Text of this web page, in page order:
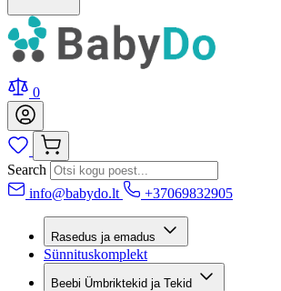
0
Search
info@babydo.lt
+37069832905
Rasedus ja emadus
Sünnituskomplekt
Beebi Ümbriktekid ja Tekid